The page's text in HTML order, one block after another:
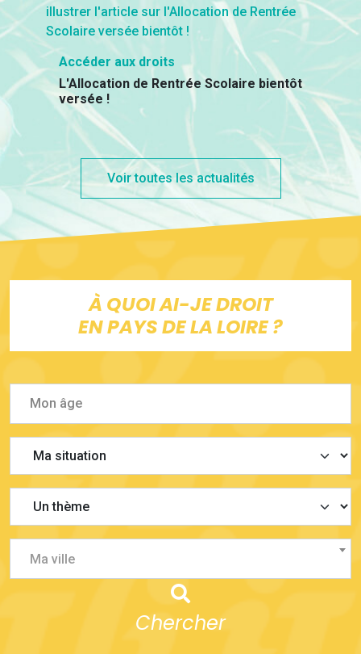
Accéder aux droits
L'Allocation de Rentrée Scolaire bientôt
versée !
Voir toutes les actualités
À QUOI AI-JE DROIT
EN PAYS DE LA LOIRE ?
Ma ville
Chercher